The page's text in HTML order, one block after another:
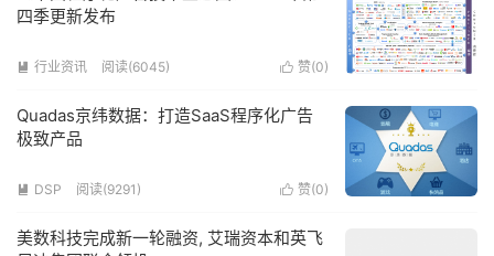
四季更新发布
 赞(0)
 行业资讯 阅读(6045)
Quadas京纬数据：打造SaaS程序化广告
极致产品
 赞(0)
 DSP 阅读(9291)
美数科技完成新一轮融资, 艾瑞资本和英飞